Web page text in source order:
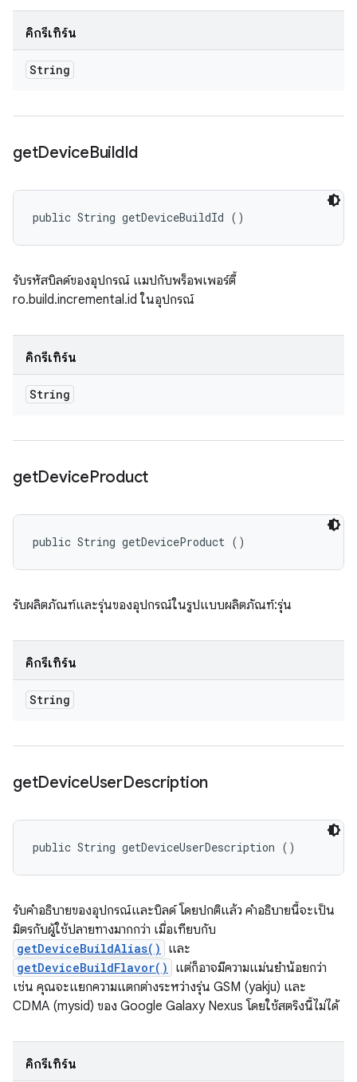
คิกรีเทิร์น
String
getDeviceBuildId
public String getDeviceBuildId ()
รับรหัสบิลด์ของอุปกรณ์ แมปกับพร็อพเพอร์ตี้
ro.build.incremental.id ในอุปกรณ์
คิกรีเทิร์น
String
getDeviceProduct
public String getDeviceProduct ()
รับผลิตภัณฑ์และรุ่นของอุปกรณ์ในรูปแบบผลิตภัณฑ์:รุ่น
คิกรีเทิร์น
String
getDeviceUserDescription
public String getDeviceUserDescription ()
รับคำอธิบายของอุปกรณ์และบิลด์ โดยปกติแล้ว คำอธิบายนี้จะเป็น
มิตรกับผู้ใช้ปลายทางมากกว่า เมื่อเทียบกับ
getDeviceBuildAlias() และ
getDeviceBuildFlavor()
แต่ก็อาจมีความแม่นยำน้อยกว่า
เช่น คุณจะแยกความแตกต่างระหว่างรุ่น GSM (yakju) และ
CDMA (mysid) ของ Google Galaxy Nexus โดยใช้สตริงนี้ไม่ได้
คิกรีเทิร์น